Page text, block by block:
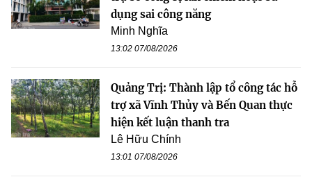
dụng sai công năng
Minh Nghĩa
13:02 07/08/2026
Quảng Trị: Thành lập tổ công tác hỗ
trợ xã Vĩnh Thủy và Bến Quan thực
hiện kết luận thanh tra
Lê Hữu Chính
13:01 07/08/2026